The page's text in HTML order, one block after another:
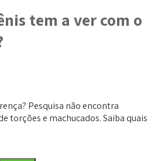
tem a ver com o
Pesquisa não encontra
torções e machucados. Saiba quais